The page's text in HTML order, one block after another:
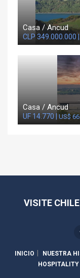
Casa / Ancud
CLP 349.000.000 |
Casa / Ancud
UF 14.770 | US$
VISITE
INICIO NUESTRA